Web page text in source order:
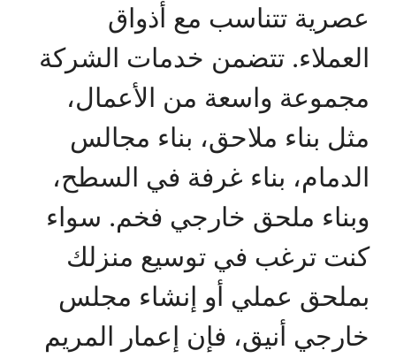
عصرية تتناسب مع أذواق
العملاء. تتضمن خدمات الشركة
مجموعة واسعة من الأعمال،
مثل بناء ملاحق، بناء مجالس
الدمام، بناء غرفة في السطح،
وبناء ملحق خارجي فخم. سواء
كنت ترغب في توسيع منزلك
بملحق عملي أو إنشاء مجلس
خارجي أنيق، فإن إعمار المريم